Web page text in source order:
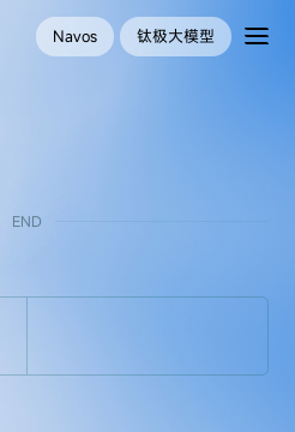
Navos 钛极大模型
END